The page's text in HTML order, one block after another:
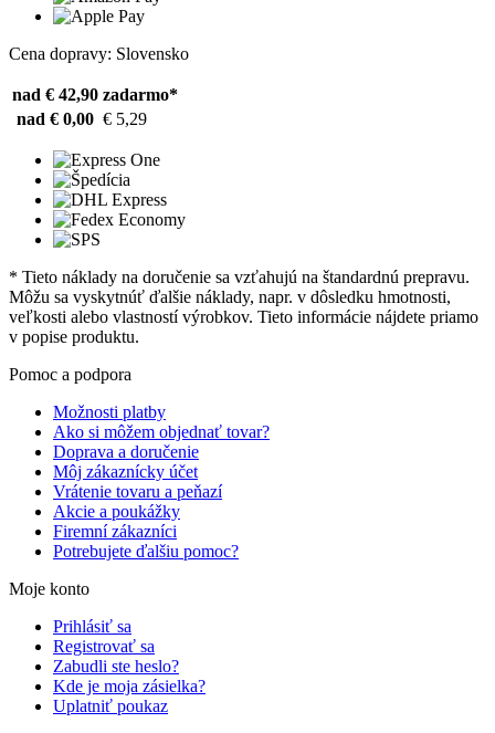
Cena dopravy: Slovensko
nad € 42,90 zadarmo*
nad € 0,00 € 5,29
* Tieto náklady na doručenie sa vzťahujú na štandardnú prepravu.
Môžu sa vyskytnúť ďalšie náklady, napr. v dôsledku hmotnosti,
veľkosti alebo vlastností výrobkov. Tieto informácie nájdete priamo
v popise produktu.
Pomoc a podpora
Možnosti platby
Ako si môžem objednať tovar?
Doprava a doručenie
Môj zákaznícky účet
Vrátenie tovaru a peňazí
Akcie a poukážky
Firemní zákazníci
Potrebujete ďalšiu pomoc?
Moje konto
Prihlásiť sa
Registrovať sa
Zabudli ste heslo?
Kde je moja zásielka?
Uplatniť poukaz